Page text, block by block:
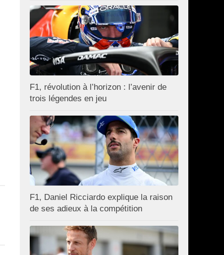
F1, révolution à l’horizon : l’avenir de
trois légendes en jeu
F1, Daniel Ricciardo explique la raison
de ses adieux à la compétition